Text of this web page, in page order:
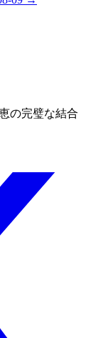
の完璧な結合